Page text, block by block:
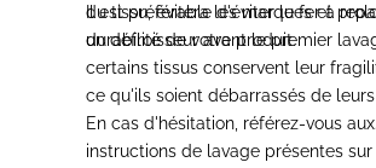
du tissu, évitera les marques et
durabilité de votre produit.
Il est préférable d'éviter le fer à
un défroisseur avant le premier
certains tissus conservent leur
ce qu'ils soient débarrassés de
En cas d'hésitation, référez-vous aux
instructions de lavage présentes